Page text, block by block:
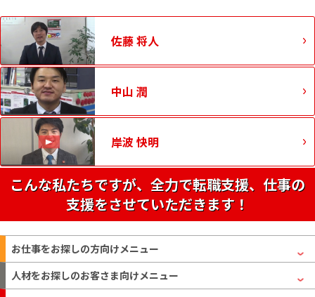
佐藤 将人
中山 潤
岸波 快明
こんな私たちですが、全力で転職支援、仕事の
支援をさせていただきます！
お仕事をお探しの方向けメニュー
人材をお探しのお客さま向けメニュー